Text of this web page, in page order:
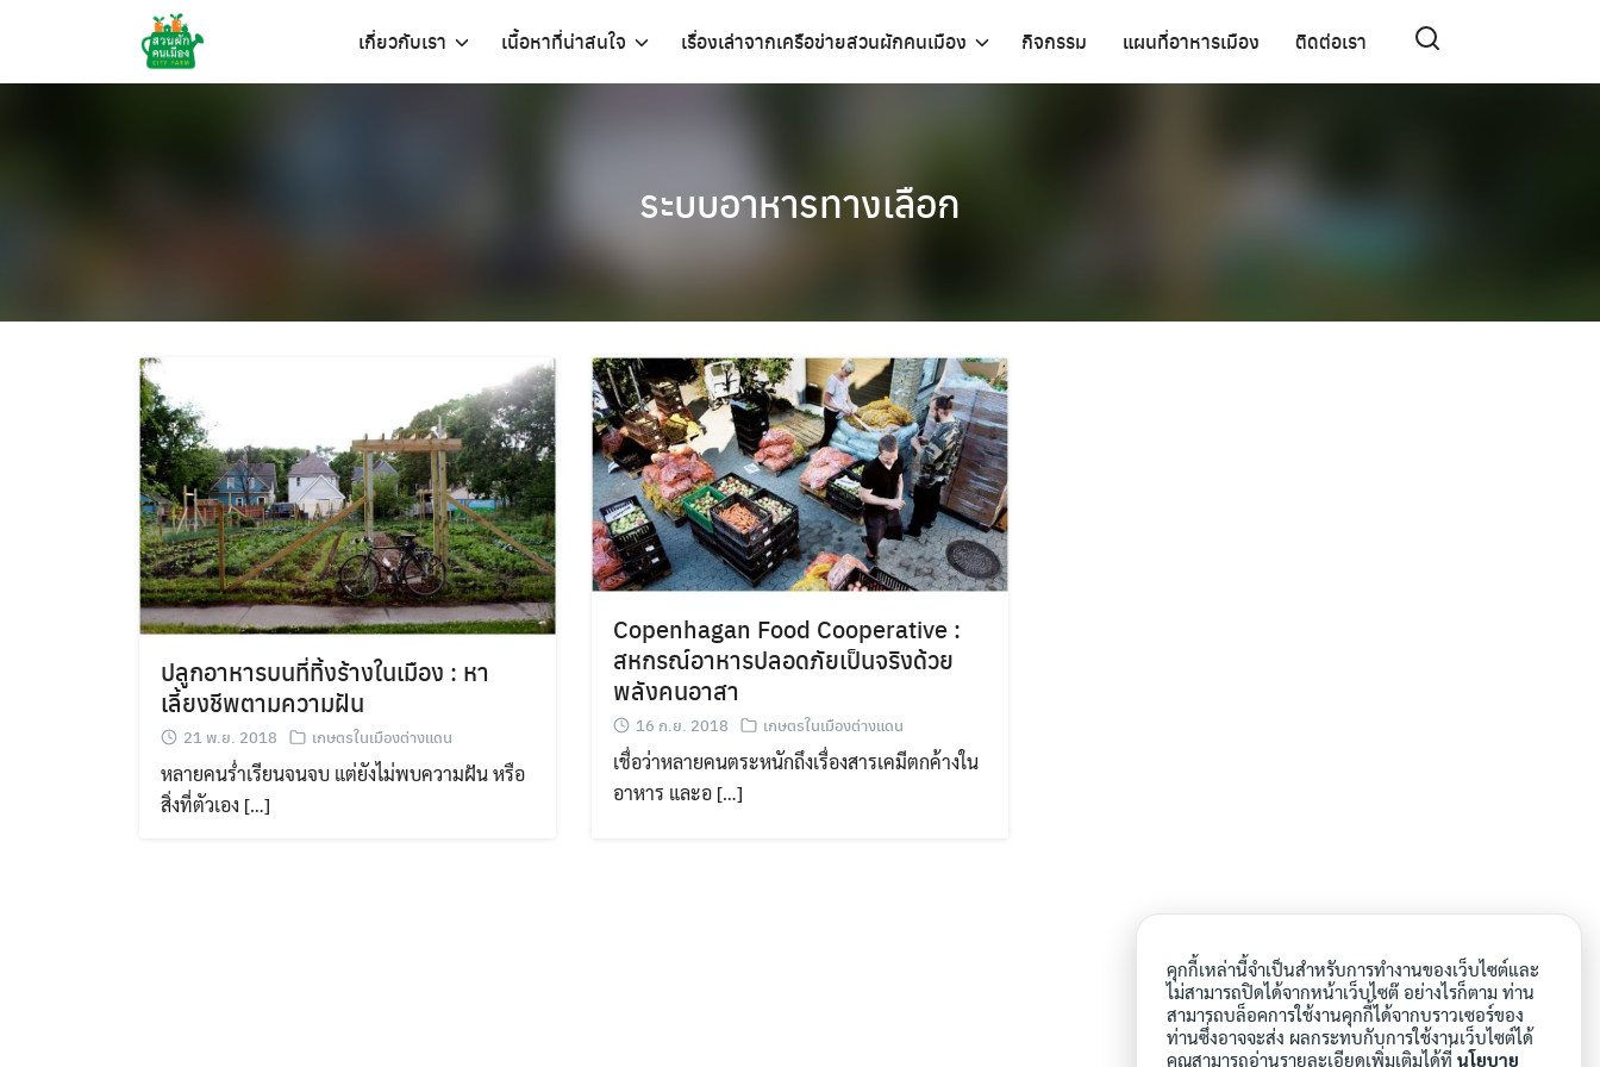
เกี่ยวกับเรา เนื้อหาที่น่าสนใจ เรื่องเล่าจากเครือข่ายสวนผักคนเมือง กิจกรรม แผนที่อาหารเมือง ติดต่อเรา
Search
for: Search
ระบบอาหารทางเลือก
ปลูกอาหารบนที่ทิ้งร้างในเมือง : หา
เลี้ยงชีพตามความฝัน
21 พ.ย. 2018 เกษตรในเมืองต่างแดน
หลายคนร่ำเรียนจนจบ แต่ยังไม่พบความฝัน หรือ
สิ่งที่ตัวเอง […]
Copenhagan Food Cooperative :
สหกรณ์อาหารปลอดภัยเป็นจริงด้วย
พลังคนอาสา
16 ก.ย. 2018 เกษตรในเมืองต่างแดน
เชื่อว่าหลายคนตระหนักถึงเรื่องสารเคมีตกค้างใน
อาหาร และอ […]
คุกกี้เหล่านี้จำเป็นสำหรับการทำงานของเว็บไซต์และ
ไม่สามารถปิดได้จากหน้าเว็บไซต๊ อย่างไรก็ตาม ท่าน
สามารถบล็อคการใช้งานคุกกี้ได้จากบราวเซอร์ของ
ท่านซึ่งอาจจะส่ง ผลกระทบกับการใช้งานเว็บไซต์ได้
คุณสามารถอ่านรายละเอียดเพิ่มเติมได้ที่ นโยบาย